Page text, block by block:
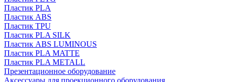
Пластик PLA
Пластик ABS
Пластик TPU
Пластик PLA SILK
Пластик ABS LUMINOUS
Пластик PLA MATTE
Пластик PLA METALL
Презентационное оборудование
Аксессуары для проекционного оборудования